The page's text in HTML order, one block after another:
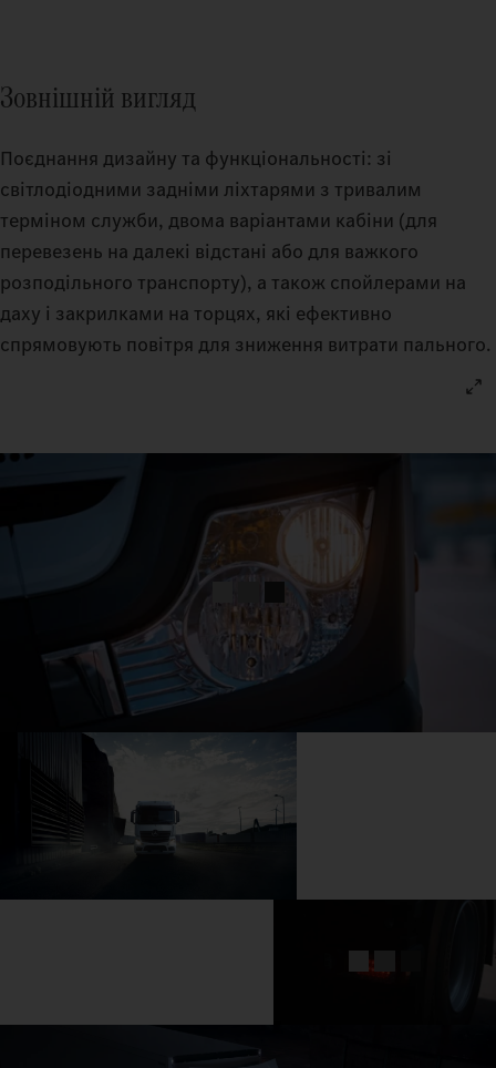
Зовнішній вигляд
Поєднання дизайну та функціональності: зі
світлодіодними задніми ліхтарями з тривалим
терміном служби, двома варіантами кабіни (для
перевезень на далекі відстані або для важкого
розподільного транспорту), а також спойлерами на
даху і закрилками на торцях, які ефективно
спрямовують повітря для зниження витрати пального.